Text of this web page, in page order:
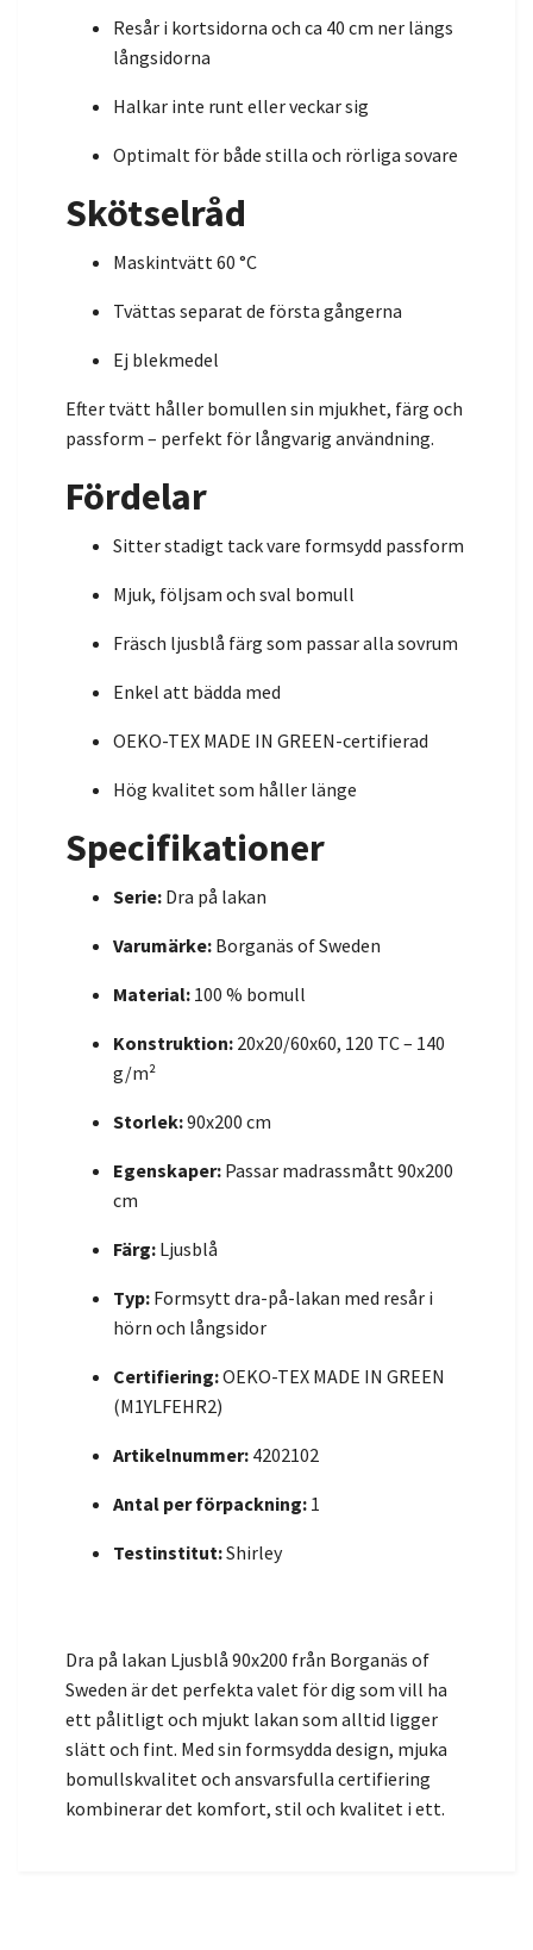
Resår i kortsidorna och ca 40 cm ner längs
långsidorna
Halkar inte runt eller veckar sig
Optimalt för både stilla och rörliga sovare
Skötselråd
Maskintvätt 60 °C
Tvättas separat de första gångerna
Ej blekmedel
Efter tvätt håller bomullen sin mjukhet, färg och
passform – perfekt för långvarig användning.
Fördelar
Sitter stadigt tack vare formsydd passform
Mjuk, följsam och sval bomull
Fräsch ljusblå färg som passar alla sovrum
Enkel att bädda med
OEKO-TEX MADE IN GREEN-certifierad
Hög kvalitet som håller länge
Specifikationer
Serie: Dra på lakan
Varumärke: Borganäs of Sweden
Material: 100 % bomull
Konstruktion: 20x20/60x60, 120 TC – 140
g/m²
Storlek:90x200 cm
Egenskaper: Passar madrassmått 90x200
cm
Färg: Ljusblå
Typ: Formsytt dra-på-lakan med resår i
hörn och långsidor
Certifiering:OEKO-TEX MADE IN GREEN
(M1YLFEHR2)
Artikelnummer: 4202102
Antal per förpackning: 1
Testinstitut:Shirley
Dra på lakan Ljusblå 90x200 från Borganäs of
Sweden är det perfekta valet för dig som vill ha
ett pålitligt och mjukt lakan som alltid ligger
slätt och fint. Med sin formsydda design, mjuka
bomullskvalitet och ansvarsfulla certifiering
kombinerar det komfort, stil och kvalitet i ett.